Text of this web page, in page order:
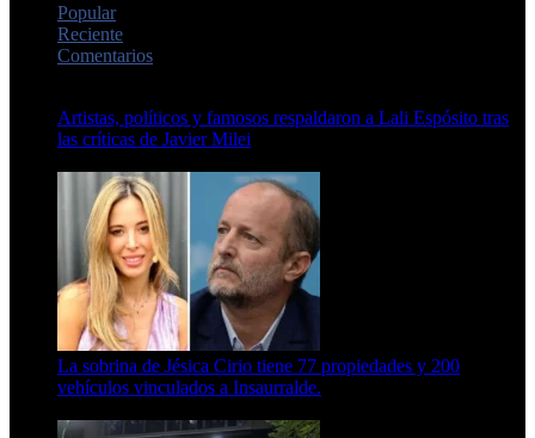
Popular
Reciente
Comentarios
Artistas, políticos y famosos respaldaron a Lali Espósito tras
las críticas de Javier Milei
La sobrina de Jésica Cirio tiene 77 propiedades y 200
vehículos vinculados a Insaurralde.